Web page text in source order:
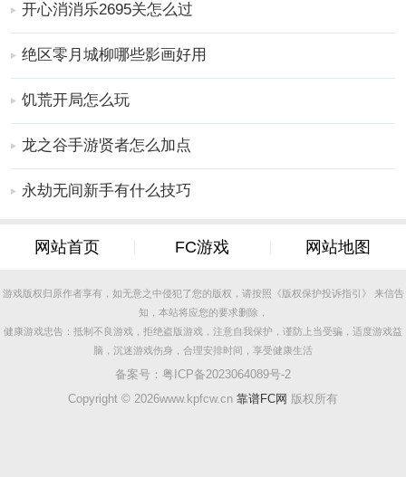
喜。
开心消消乐2695关怎么过
绝区零月城柳哪些影画好用
饥荒开局怎么玩
龙之谷手游贤者怎么加点
永劫无间新手有什么技巧
网站首页 FC游戏 网站地图
游戏版权归原作者享有，如无意之中侵犯了您的版权，请按照《版权保护投诉指引》 来信告
知，本站将应您的要求删除，
健康游戏忠告：抵制不良游戏，拒绝盗版游戏，注意自我保护，谨防上当受骗，适度游戏益
脑，沉迷游戏伤身，合理安排时间，享受健康生活
备案号： 粤ICP备2023064089号-2
Copyright © 2026www.kpfcw.cn 靠谱FC网 版权所有